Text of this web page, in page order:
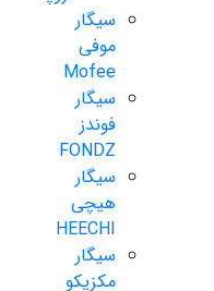
سیگار
موفی
Mofee
سیگار
فوندز
FONDZ
سیگار
هیچی
HEECHI
سیگار
مکزیکو